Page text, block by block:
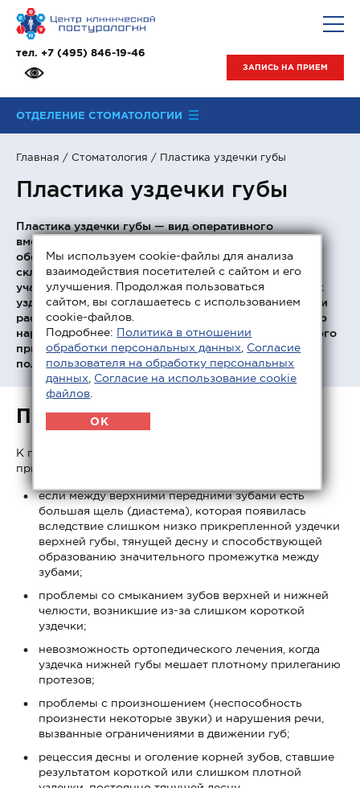
тел. +7 (495) 846-19-46
ЗАПИСЬ НА ПРИЕМ
ОТДЕЛЕНИЕ СТОМАТОЛОГИИ
Главная / Стоматология / Пластика уздечки губы
Пластика уздечки губы
Пластика уздечки губы — вид оперативного
вмешательства, проводимого под местным
обезболиванием и направленного на подрезание
складки слизистой оболочки, которая соединяет
участок между губой и десной. В некоторых случаях
уздечка оказывается слишком короткая, плотная или
расположена неправильно, что приводит к развитию
нарушений речи, становится причиной неправильного
прикуса или вызывает сложности при лечении
полными съемными протезами.
Показания
К пластике уздечки верхней или нижней губы
прибегают в следующих случаях:
если между верхними передними зубами есть
большая щель (диастема), которая появилась
вследствие слишком низко прикрепленной уздечки
верхней губы, тянущей десну и способствующей
образованию значительного промежутка между
зубами;
проблемы со смыканием зубов верхней и нижней
челюсти, возникшие из-за слишком короткой
уздечки;
невозможность ортопедического лечения, когда
уздечка нижней губы мешает плотному прилеганию
протезов;
проблемы с произношением (неспособность
произнести некоторые звуки) и нарушения речи,
вызванные ограничениями в движении губ;
рецессия десны и оголение корней зубов, ставшие
результатом короткой или слишком плотной
Мы используем cookie-файлы для анализа
взаимодействия посетителей с сайтом и его
улучшения. Продолжая пользоваться
сайтом, вы соглашаетесь с использованием
cookie-файлов.
Подробнее: Политика в отношении
обработки персональных данных Согласие
пользователя на обработку персональных
данных Согласие на использование cookie
файлов
OK